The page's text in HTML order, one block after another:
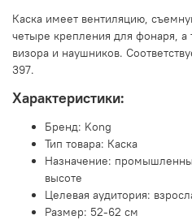
Каска имеет вентиляцию,
четыре крепления для фонаря, а
визора и наушников.
397.
Характеристики:
Бренд: Kong
Тип товара: Каска
Назначение:
высоте
Целевая аудитория:
Размер: 52-62 см